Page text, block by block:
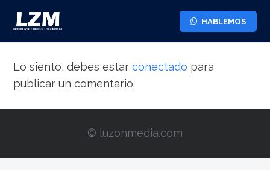
HABLEMOS
Lo siento, debes estarconectado para
publicar un comentario.
© luzonmedia.com